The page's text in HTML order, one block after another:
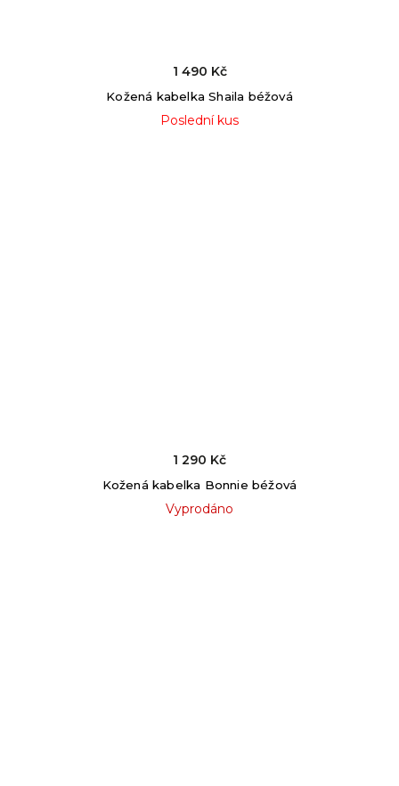
Kožená kabelka Shaila béžová
Poslední kus
1 490 Kč
Kožená kabelka Bonnie béžová
Vyprodáno
1 290 Kč